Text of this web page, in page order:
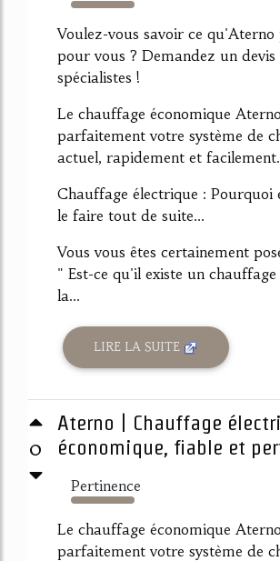
2979%
Voulez-vous savoir ce
pour vous ? Demandez un
spécialistes !
Le chauffage économique
parfaitement votre système de
actuel, rapidement et
Chauffage électrique : Pourquoi
le faire tout de suite...
Vous vous êtes certainement
" Est-ce qu'il existe un
la...
LIRE LA SUITE
0
Aterno | Chauffage
économique, fiable et
Pertinence
2960%
Le chauffage économique
parfaitement votre système de